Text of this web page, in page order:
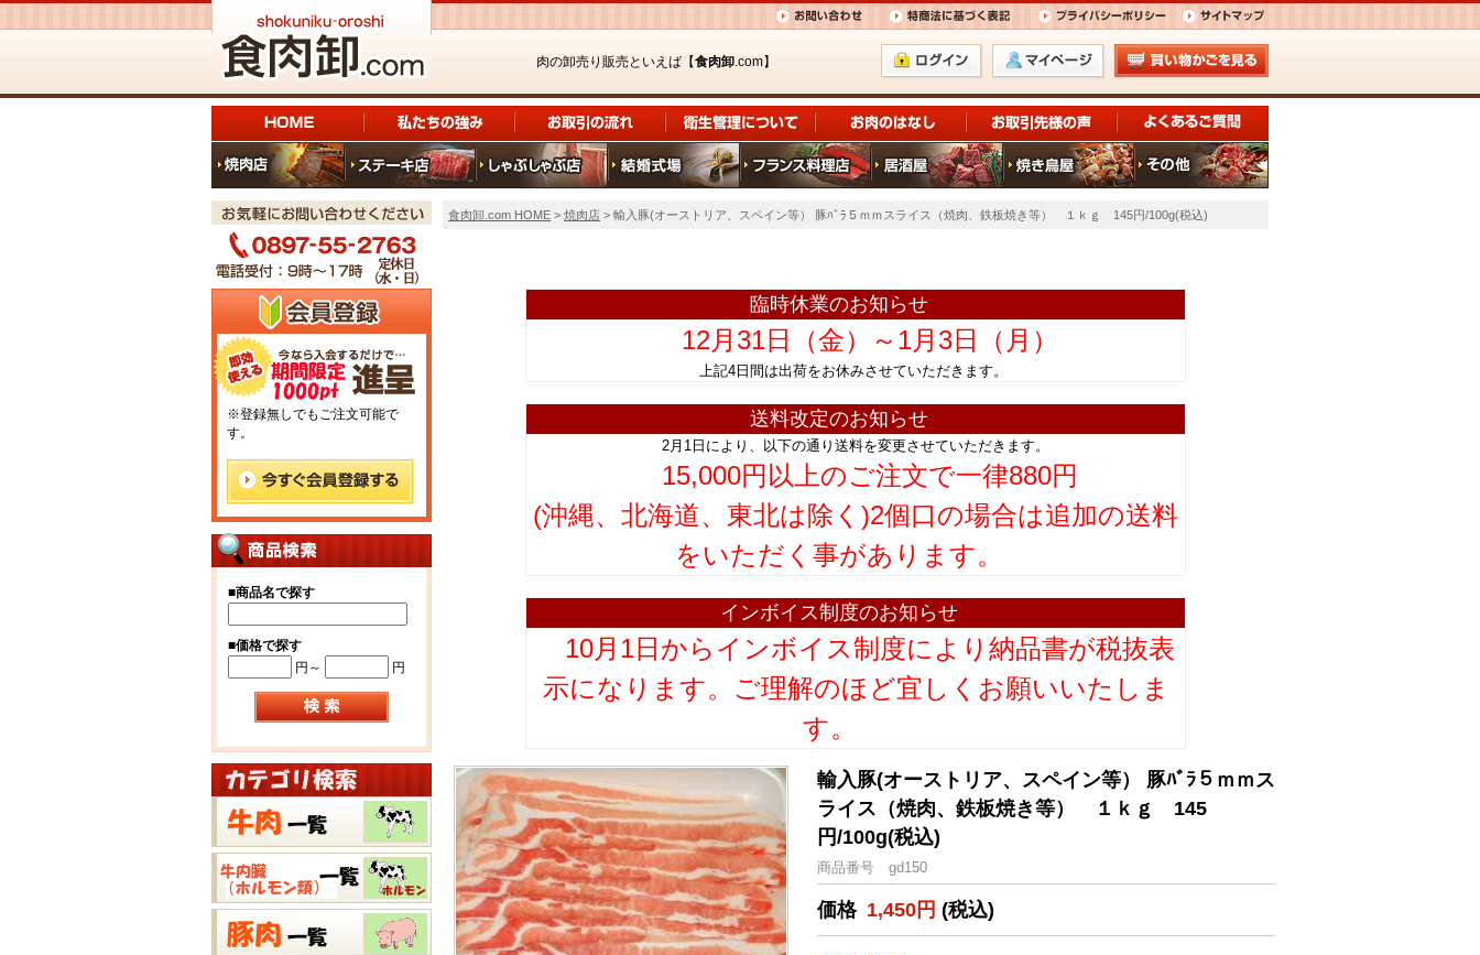
肉の卸売り販売といえば【食肉卸.com】
※登録無しでもご注文可能で
す。
■商品名で探す
■価格で探す
円～
円
食肉卸.com HOME > 焼肉店 > 輸入豚(オーストリア、スペイン等） 豚ﾊﾞﾗ５ｍｍスライス（焼肉、鉄板焼き等） １ｋｇ 145円/100g(税込)
臨時休業のお知らせ
12月31日（金）～1月3日（月）
上記4日間は出荷をお休みさせていただきます。
送料改定のお知らせ
2月1日により、以下の通り送料を変更させていただきます。
15,000円以上のご注文で一律880円
(沖縄、北海道、東北は除く)2個口の場合は追加の送料
をいただく事があります。
インボイス制度のお知らせ
10月1日からインボイス制度により納品書が税抜表
示になります。ご理解のほど宜しくお願いいたしま
す。
輸入豚(オーストリア、スペイン等） 豚ﾊﾞﾗ５ｍｍス
ライス（焼肉、鉄板焼き等） １ｋｇ 145
円/100g(税込)
商品番号 gd150
価格 1,450円 (税込)